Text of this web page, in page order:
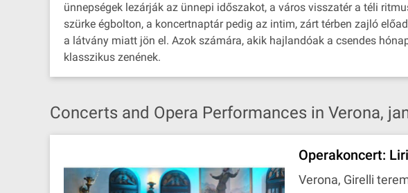
ünnepségek lezárják az ünnepi időszakot, a város visszatér a téli
szürke égbolton, a koncertnaptár pedig az intim, zárt térben zajló
a látvány miatt jön el. Azok számára, akik hajlandóak a csendes
klasszikus zenének.
Concerts and Opera Performances in Verona,
Operakoncert:
Verona, Girelli